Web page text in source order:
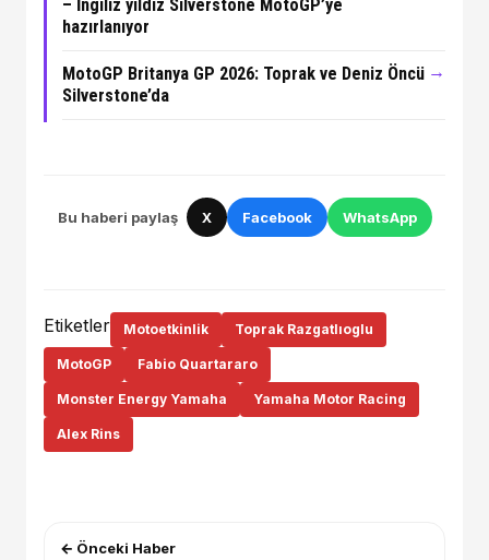
– İngiliz yıldız Silverstone MotoGP’ye
hazırlanıyor
MotoGP Britanya GP 2026: Toprak ve Deniz Öncü
Silverstone’da
→
Bu haberi paylaş X Facebook WhatsApp
Etiketler Motoetkinlik Toprak Razgatlıoglu
MotoGP Fabio Quartararo
Monster Energy Yamaha Yamaha Motor Racing
Alex Rins
← Önceki Haber